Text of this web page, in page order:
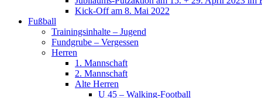
Kick-Off am 8. Mai 2022
Fußball
Trainingsinhalte – Jugend
Fundgrube – Vergessen
Herren
1. Mannschaft
2. Mannschaft
Alte Herren
U 45 – Walking-Football